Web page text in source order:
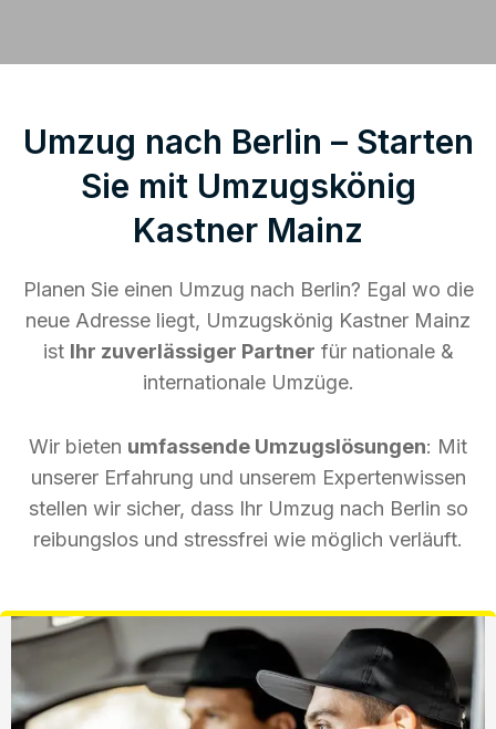
Umzug nach Berlin – Starten
Sie mit Umzugskönig
Kastner Mainz
Planen Sie einen Umzug nach Berlin? Egal wo die
neue Adresse liegt, Umzugskönig Kastner Mainz
ist Ihr zuverlässiger Partner für nationale &
internationale Umzüge.
Wir bieten umfassende Umzugslösungen: Mit
unserer Erfahrung und unserem Expertenwissen
stellen wir sicher, dass Ihr Umzug nach Berlin so
reibungslos und stressfrei wie möglich verläuft.